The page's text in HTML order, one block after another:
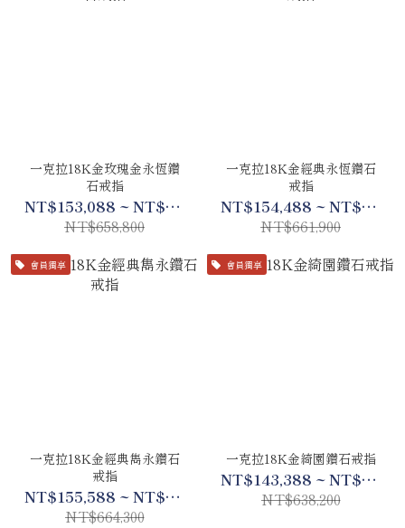
一克拉18K金玫瑰金永恆鑽
石戒指
NT$153,088 ~ NT$309,688
NT$658,800
一克拉18K金經典永恆鑽石
戒指
NT$154,488 ~ NT$311,088
NT$661,900
會員獨享
一克拉18K金經典雋永鑽石
戒指
NT$155,588 ~ NT$312,288
NT$664,300
會員獨享
一克拉18K金綺園鑽石戒指
NT$143,388 ~ NT$299,988
NT$638,200